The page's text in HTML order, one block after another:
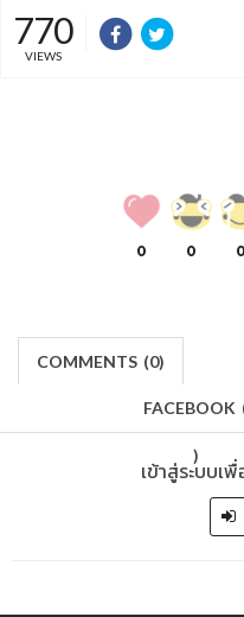
770
VIEWS
0 0 0
COMMENTS (0)
FACEBOOK
)
เข้าสู่ระบบเ